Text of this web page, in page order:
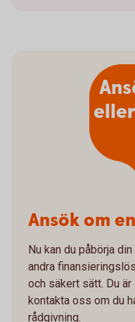
Ansök om
Nu kan du påbörja
andra
och säkert sätt. Du
kontakta oss om du
rådgivning.